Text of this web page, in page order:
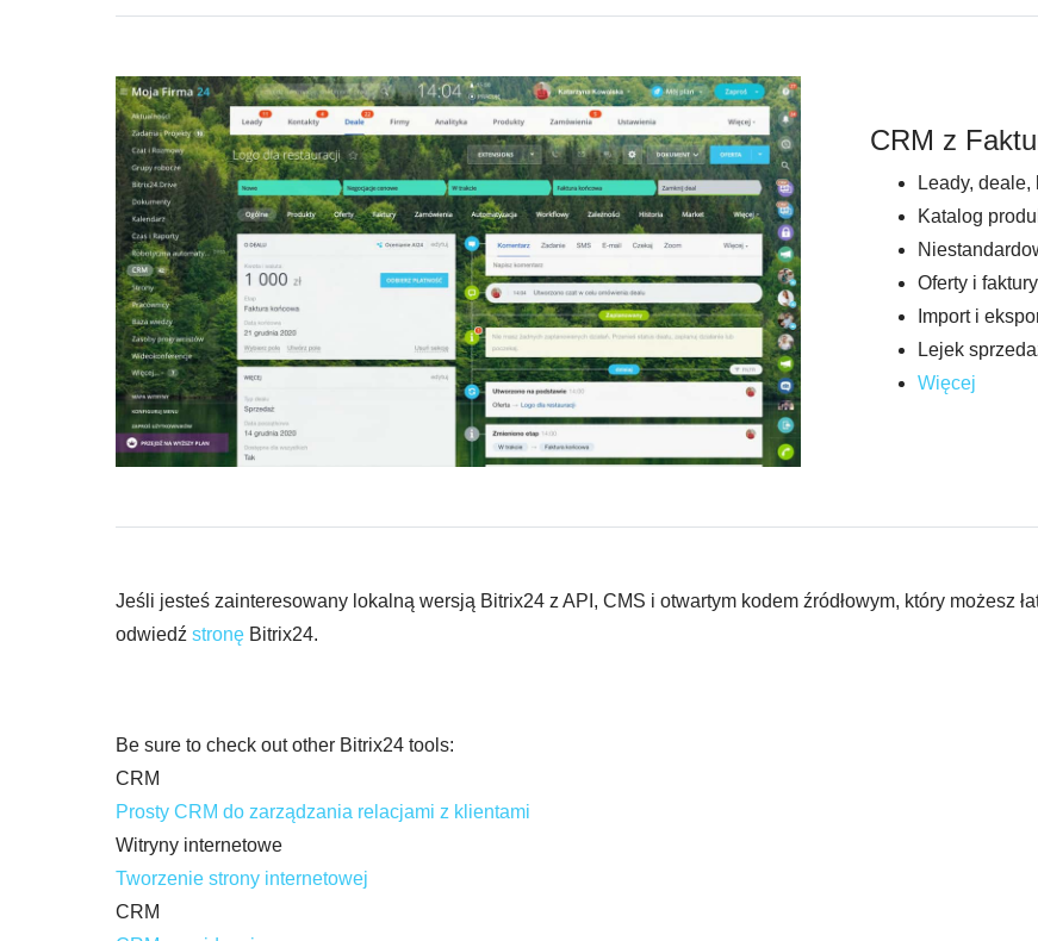
CRM z
Leady, deale,
Katalog
Oferty i faktury
Import i
Lejek
Więcej
Jeśli jesteś zainteresowany lokalną wersją Bitrix24 z API, CMS i otwartym kodem źródłowym, który możesz
odwiedź stronę Bitrix24.
Be sure to check out other Bitrix24 tools:
CRM
Prosty CRM do zarządzania relacjami z klientami
Witryny internetowe
Tworzenie strony internetowej
CRM